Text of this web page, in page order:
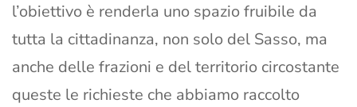
l’obiettivo è renderla uno spazio fruibile da
tutta la cittadinanza, non solo del Sasso, ma
anche delle frazioni e del territorio circostante
queste le richieste che abbiamo raccolto